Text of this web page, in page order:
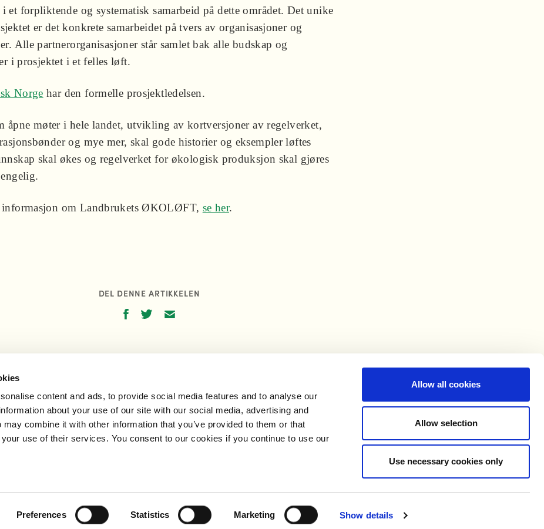
content and ads, to provide social media features and to analyse our
about your use of our site with our social media, advertising and
combine it with other information that you’ve provided to them or that
use of their services. You consent to our cookies if you continue to use our
Preferences Statistics Marketing Show details
Allow all cookies
Allow selection
Use necessary cookies only
i et forpliktende og systematisk samarbeid på dette området. Det unike
er det konkrete samarbeidet på tvers av organisasjoner og
Alle partnerorganisasjoner står samlet bak alle budskap og
i prosjektet i et felles løft.
Norge har den formelle prosjektledelsen.
åpne møter i hele landet, utvikling av kortversjoner av regelverket,
og mye mer, skal gode historier og eksempler løftes
skal økes og regelverket for økologisk produksjon skal gjøres
informasjon om Landbrukets ØKOLØFT, se her.
DEL DENNE ARTIKKELEN